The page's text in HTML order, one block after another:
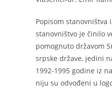
Popisom
stanovništvo je činilo
pomognuto državom
srpske države, jedini
1992-1995 godine iz
niju su odvođeni u